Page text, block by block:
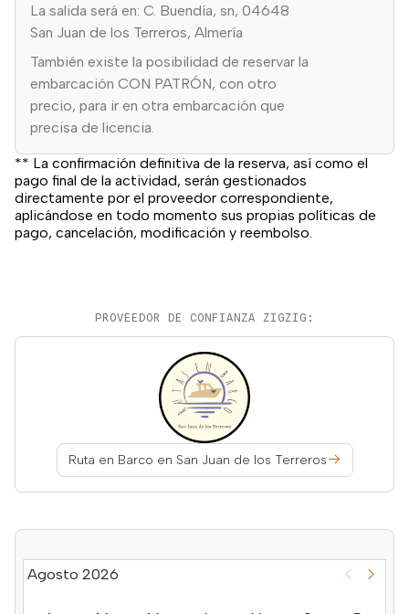
La salida será en: C. Buendía, sn, 04648
San Juan de los Terreros, Almería
También existe la posibilidad de reservar la
embarcación CON PATRÓN, con otro
precio, para ir en otra embarcación que
precisa de licencia.
** La confirmación definitiva de la reserva, así como el
pago final de la actividad, serán gestionados
directamente por el proveedor correspondiente,
aplicándose en todo momento sus propias políticas de
pago, cancelación, modificación y reembolso.
PROVEEDOR DE CONFIANZA ZIGZIG:
Ruta en Barco en San Juan de los Terreros
Agosto 2026